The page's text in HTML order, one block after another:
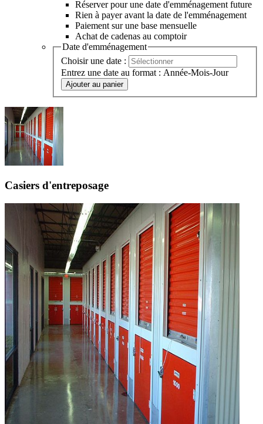
Réserver pour une date d'emménagement future
Rien à payer avant la date de l'emménagement
Paiement sur une base mensuelle
Achat de cadenas au comptoir
Date d'emménagement
Choisir une date :
Entrez une date au format : Année-Mois-Jour
Ajouter au panier
Casiers d'entreposage